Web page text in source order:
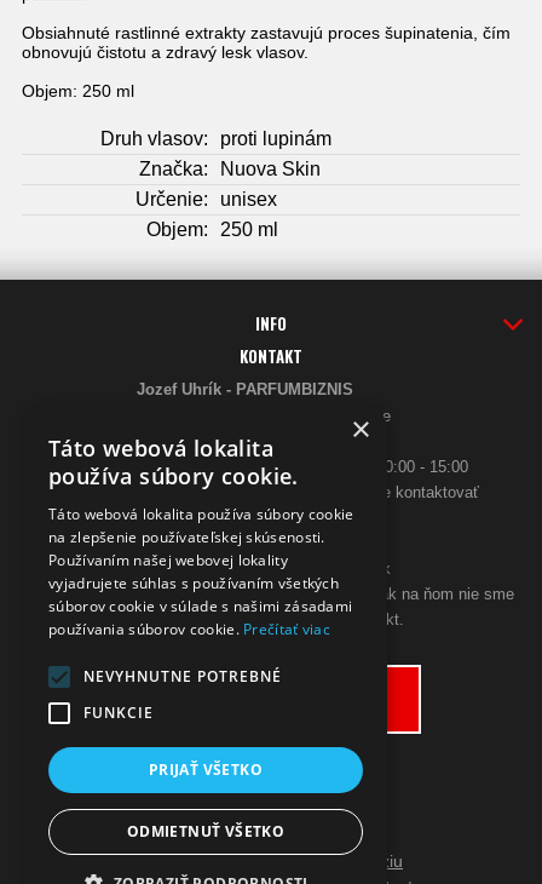
Obsiahnuté rastlinné extrakty zastavujú proces šupinatenia, čím
obnovujú čistotu a zdravý lesk vlasov.
Objem: 250 ml
Druh vlasov:
proti lupinám
Značka:
Nuova Skin
Určenie:
unisex
Objem:
250 ml
INFO
KONTAKT
Jozef Uhrík - PARFUMBIZNIS
Saratovská 2926/21 93405 Levice
Telefón:
0948 005 546
- PO-PIA: 10:00 - 18:00, SO 10:00 - 15:00
ak sa aj hneď nedovoláte, budeme Vás spätne kontaktovať
Email:
poslimasem@gmail.com
objednavky@zpohodliadomova.sk
Kontaktovať nás môžete aj cez zákaznícky chat, ak na ňom nie sme
prítomný, zanechajte na seba kontakt.
Prepnúť zobrazenie na plnú verziu
×
Táto webová lokalita
používa súbory cookie.
Táto webová lokalita používa súbory cookie
na zlepšenie používateľskej skúsenosti.
Používaním našej webovej lokality
vyjadrujete súhlas s používaním všetkých
súborov cookie v súlade s našimi zásadami
používania súborov cookie. Prečítať viac
NEVYHNUTNE POTREBNÉ
FUNKCIE
PRIJAŤ VŠETKO
ODMIETNUŤ VŠETKO